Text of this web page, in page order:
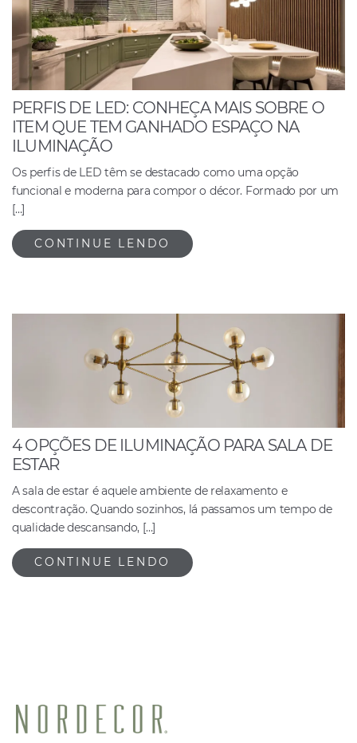
PERFIS DE LED: CONHEÇA MAIS SOBRE O
ITEM QUE TEM GANHADO ESPAÇO NA
ILUMINAÇÃO
Os perfis de LED têm se destacado como uma opção
funcional e moderna para compor o décor. Formado por um
[…]
CONTINUE LENDO
4 OPÇÕES DE ILUMINAÇÃO PARA SALA DE
ESTAR
A sala de estar é aquele ambiente de relaxamento e
descontração. Quando sozinhos, lá passamos um tempo de
qualidade descansando, […]
CONTINUE LENDO